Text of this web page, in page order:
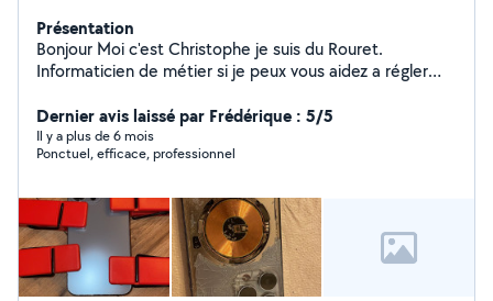
Présentation
Bonjour Moi c'est Christophe je suis du Rouret.
Informaticien de métier si je peux vous aidez a régler
contacter.
Dernier avis laissé par Frédérique : 5/5
Il y a plus de 6 mois
Ponctuel, efficace, professionnel